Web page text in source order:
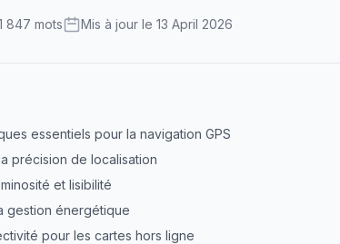
847 mots Mis à jour le 13 April 2026
essentiels pour la navigation GPS
précision de localisation
et lisibilité
gestion énergétique
pour les cartes hors ligne